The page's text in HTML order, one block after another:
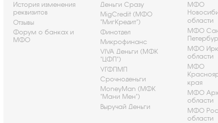
История изменения
реквизитов
Отзывы
Форум о банках и
МФО
Деньги Сразу
MigCredit (МФО
"МигКредит")
Финотдел
Микрофинанс
VIVA Деньги (МФК
"ЦФП")
УГФПМП
Срочноденьги
MoneyMan (МФК
"Мани Мен")
Выручай Деньги
МФО
области
МФО
МФО
области
МФО
края
МФО
области
МФО
области